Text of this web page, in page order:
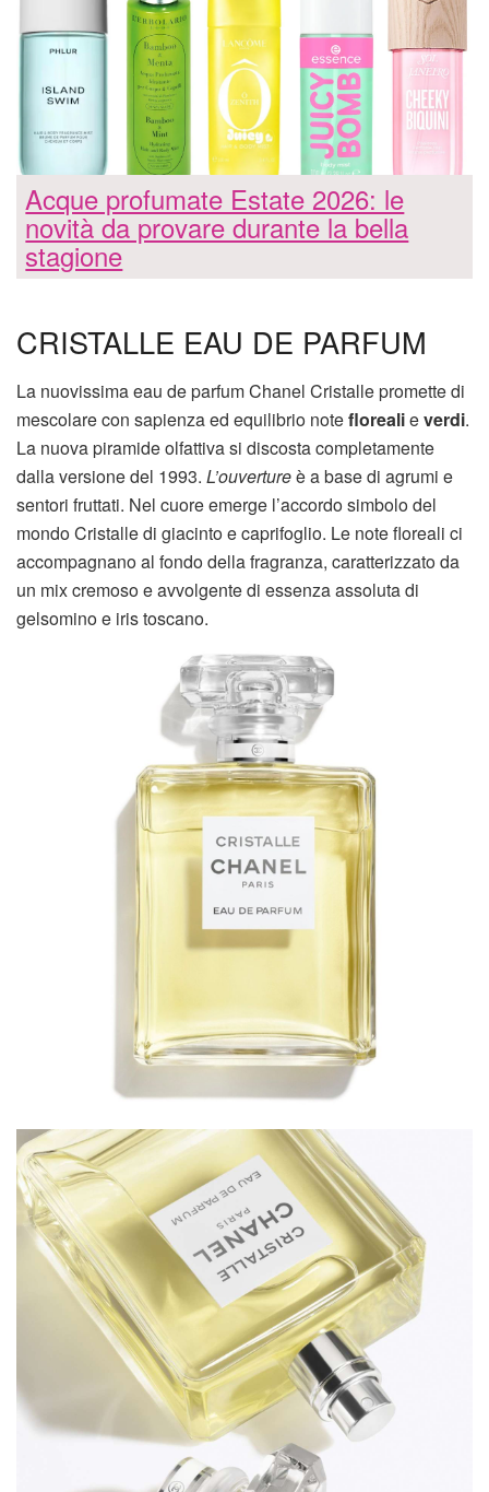
Acque profumate Estate 2026: le
novità da provare durante la bella
stagione
CRISTALLE EAU DE PARFUM
La nuovissima eau de parfum Chanel Cristalle promette di
mescolare con sapienza ed equilibrio noteflorealieverdi.
La nuova piramide olfattiva si discosta completamente
dalla versione del 1993. L’ouvertureè a base di agrumi e
sentori fruttati. Nel cuore emerge l’accordo simbolo del
mondo Cristalle di giacinto e caprifoglio. Le note floreali ci
accompagnano al fondo della fragranza, caratterizzato da
un mix cremoso e avvolgente di essenza assoluta di
gelsomino e iris toscano.